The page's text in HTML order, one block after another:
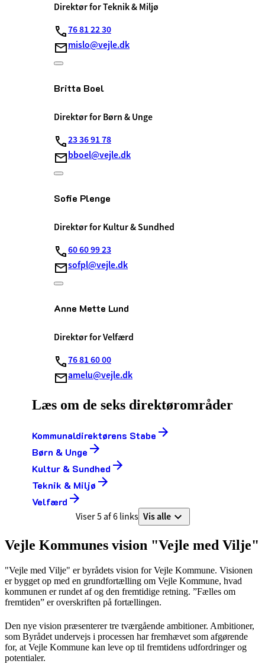
Direktør for Teknik & Miljø
76 81 22 30
mislo@vejle.dk
Britta Boel
Direktør for Børn & Unge
23 36 91 78
bboel@vejle.dk
Sofie Plenge
Direktør for Kultur & Sundhed
60 60 99 23
sofpl@vejle.dk
Anne Mette Lund
Direktør for Velfærd
76 81 60 00
amelu@vejle.dk
Læs om de seks direktørområder
Kommunaldirektørens Stabe
Børn & Unge
Kultur & Sundhed
Teknik & Miljø
Velfærd
Viser 5 af 6 links Vis alle
Vejle Kommunes vision "Vejle med Vilje"
"Vejle med Vilje" er byrådets vision for Vejle Kommune. Visionen
er bygget op med en grundfortælling om Vejle Kommune, hvad
kommunen er rundet af og den fremtidige retning. ”Fælles om
fremtiden” er overskriften på fortællingen.
Den nye vision præsenterer tre tværgående ambitioner. Ambitioner,
som Byrådet undervejs i processen har fremhævet som afgørende
for, at Vejle Kommune kan leve op til fremtidens udfordringer og
potentialer.